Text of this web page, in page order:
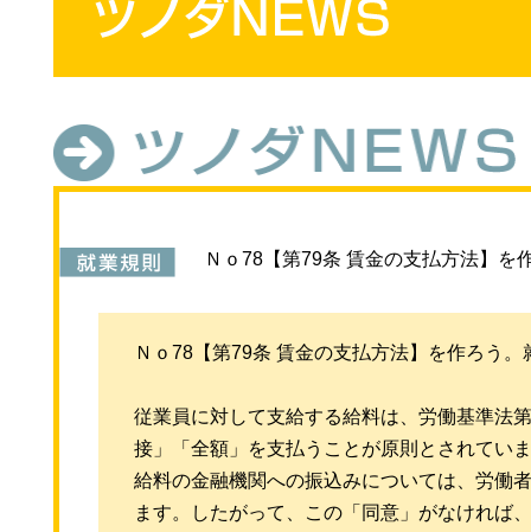
Ｎｏ78【第79条 賃金の支払方法】を
Ｎｏ78【第79条 賃金の支払方法】を作ろう。
従業員に対して支給する給料は、労働基準法
接」「全額」を支払うことが原則とされてい
給料の金融機関への振込みについては、労働
ます。したがって、この「同意」がなければ